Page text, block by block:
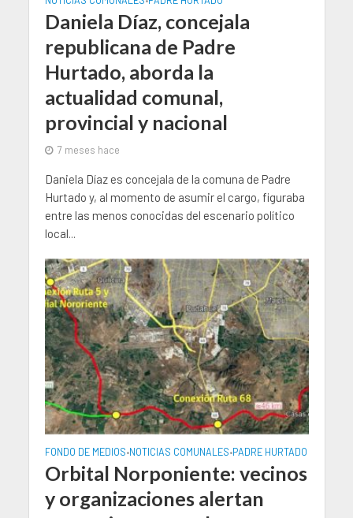
Daniela Díaz, concejala
republicana de Padre
Hurtado, aborda la
actualidad comunal,
provincial y nacional
7 meses hace
Daniela Díaz es concejala de la comuna de Padre
Hurtado y, al momento de asumir el cargo, figuraba
entre las menos conocidas del escenario político
local...
FONDO DE MEDIOS•NOTICIAS COMUNALES•PADRE HURTADO
Orbital Norponiente: vecinos
y organizaciones alertan